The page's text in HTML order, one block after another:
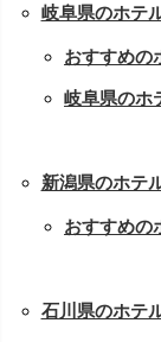
岐阜県のホテ
おすすめ
岐阜県のホ
新潟県のホテ
おすすめ
石川県のホテ